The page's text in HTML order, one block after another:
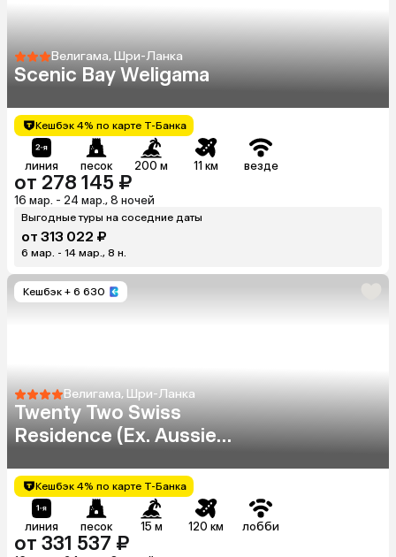
Велигама, Шри-Ланка
Scenic Bay Weligama
Кешбэк 4% по карте Т-Банка
линия песок 200 м 11 км везде
от 278 145 ₽
16 мар. - 24 мар., 8 ночей
Выгодные туры на соседние даты
от 313 022 ₽
6 мар. - 14 мар., 8 н.
Кешбэк + 6 630
Велигама, Шри-Ланка
Twenty Two Swiss
Residence (Ex. Aussie
Кешбэк 4% по карте Т-Банка
линия песок 15 м 120 км лобби
от 331 537 ₽